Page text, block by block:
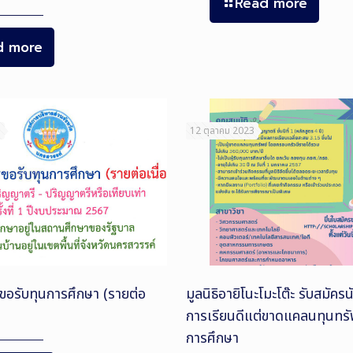
more
อรับทุนการศึกษา (รายต่อ
12 ตุลาคม 2023
มูลนิธิอายิโนะโมะโต๊ะ รับสมัค
การเรียนดีแต่ขาดแคลนทุนท
การศึกษา